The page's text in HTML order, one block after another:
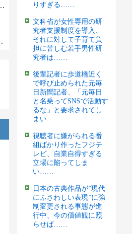
りすぎる……
文科省が女性専用の研
究者支援制度を導入、
それに対して子育て負
担に苦しむ若手男性研
究者は……
後輩記者に歩道橋近く
で呼び止められた元毎
日新聞記者、「元毎日
と名乗ってSNSで活動す
るな」と要求されてし
まい……
視聴者に嫌がられる番
組ばかり作ったフジテ
レビ、自業自得すぎる
立場に陥ってしま
い……
日本の古典作品が”現代
にふさわしい表現”に強
制変更される事態が進
行中、今の価値観に照
らせば……